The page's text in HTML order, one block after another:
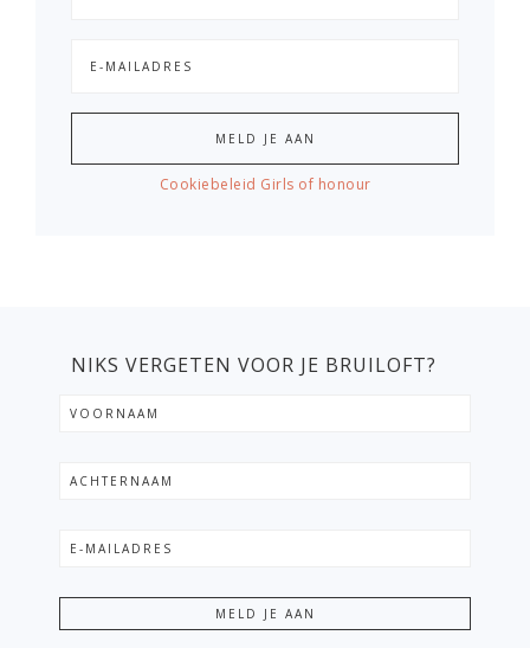
Cookiebeleid Girls of honour
NIKS VERGETEN VOOR JE BRUILOFT?